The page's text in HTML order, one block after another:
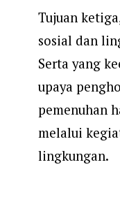
Tujuan
sosial dan
Serta yang
upaya
pemenuhan
melalui
lingkungan.